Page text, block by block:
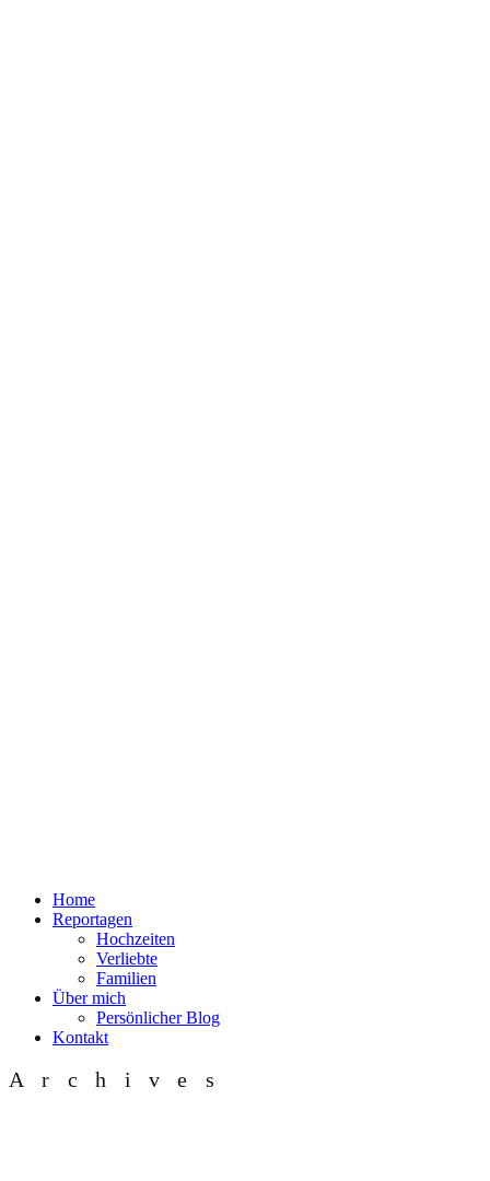
Home
Reportagen
Hochzeiten
Verliebte
Familien
Über mich
Persönlicher Blog
Kontakt
Archives